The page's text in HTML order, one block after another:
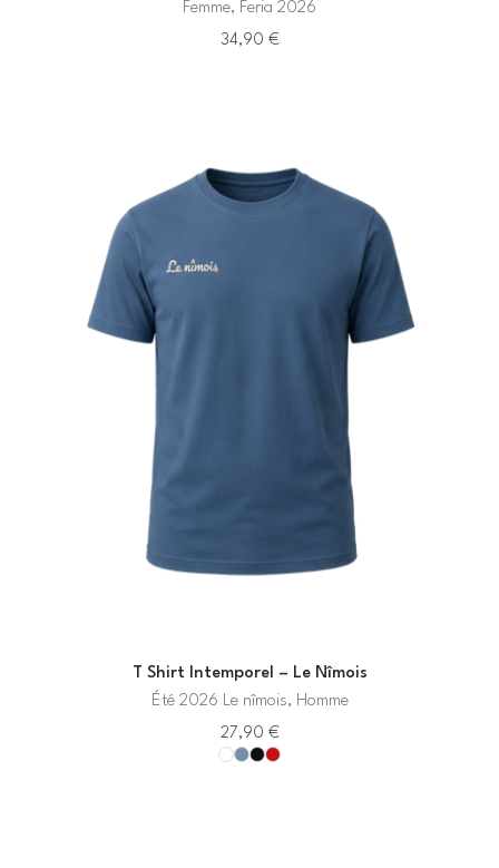
Femme, Feria 2026
34,90 €
T Shirt Intemporel – Le Nîmois
Été 2026 Le nîmois, Homme
27,90 €